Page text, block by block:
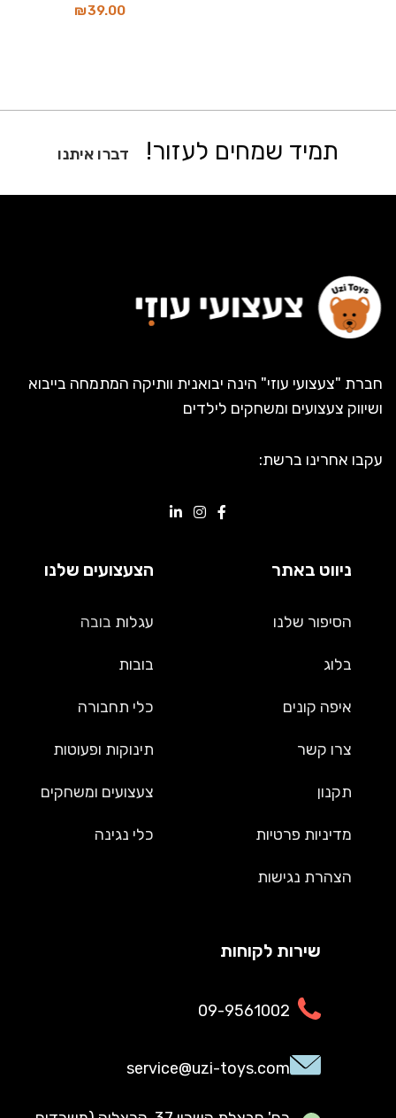
₪39.00
תמיד שמחים לעזור! דברו איתנו
חברת "צעצועי עוזי" הינה יבואנית וותיקה המתמחה בייבוא
ושיווק צעצועים ומשחקים לילדים
עקבו אחרינו ברשת:
ניווט באתר
הסיפור שלנו
בלוג
איפה קונים
צרו קשר
תקנון
מדיניות פרטיות
הצהרת נגישות
הצעצועים שלנו
עגלות בובה
בובות
כלי תחבורה
תינוקות ופעוטות
צעצועים ומשחקים
כלי נגינה
שירות לקוחות
09-9561002
service@uzi-toys.com